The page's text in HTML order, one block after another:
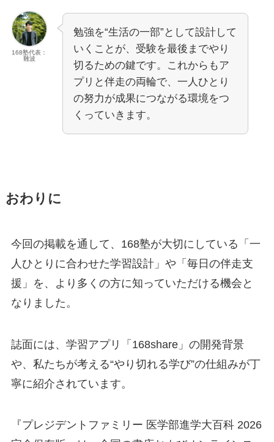
168塾代表：
難波
勉強を“生活の一部”として設計して
いくことが、受験を最後までやり
切るための鍵です。これからもア
プリと伴走の両輪で、一人ひとり
の努力が成果につながる環境をつ
くっていきます。
おわりに
今回の掲載を通して、168塾が大切にしている「一
人ひとりに合わせた学習設計」や「毎日の伴走支
援」を、より多くの方に知っていただける機会と
なりました。
誌面には、学習アプリ「168share」の開発背景
や、私たちが考える“やり切れる学び”の仕組みが丁
寧に紹介されています。
『プレジデントファミリー 医学部進学大百科 2026